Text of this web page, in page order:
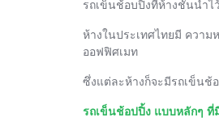
รถเข็นช้อบปิ้งที่ห้างชั้นนำไ
ห้างในประเทศไทยมี ควา
ออฟฟิศเมท
ซึ่งแต่ละห้างก็จะมีรถเข็นช้
รถเข็นช้อปปิ้ง แบบหลักๆ